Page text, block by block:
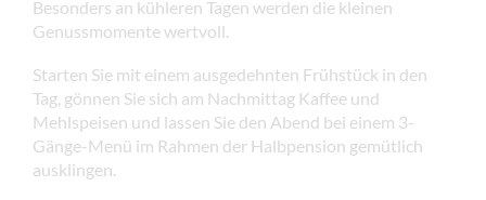
Besonders an kühleren Tagen werden die kleinen
Genussmomente wertvoll.
Starten Sie mit einem ausgedehnten Frühstück in den
Tag, gönnen Sie sich am Nachmittag Kaffee und
Mehlspeisen und lassen Sie den Abend bei einem 3-
Gänge-Menü im Rahmen der Halbpension gemütlich
ausklingen.